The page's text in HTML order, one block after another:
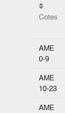
Cotes
AME
0-9
AME
10-23
AME